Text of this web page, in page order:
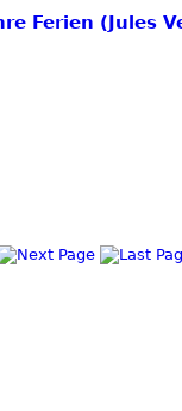
Ferien (Jules